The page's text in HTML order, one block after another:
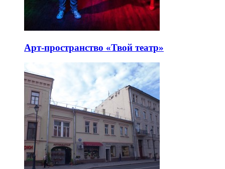
Особняк Тарасова